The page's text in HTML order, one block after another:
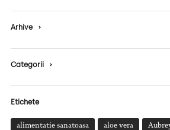
Arhive ›
Categorii ›
Etichete
alimentatie sanatoasa aloe vera